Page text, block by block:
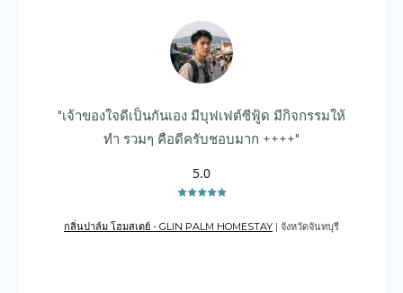
"เจ้าของใจดีเป็นกันเอง มีบุฟเฟต์ซีฟู้ด มีกิจกรรมให้
ทำ รวมๆ คือดีครับชอบมาก ++++"
5.0
กลิ่นปาล์ม โฮมสเตย์ - GLIN PALM HOMESTAY | จังหวัดจันทบุรี